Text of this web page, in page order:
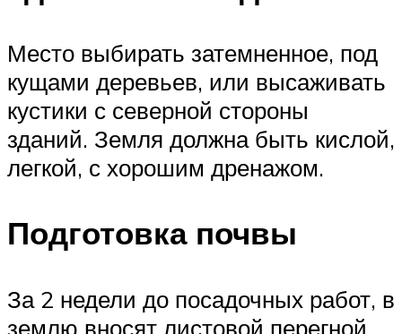
Место выбирать затемненное, под
кущами деревьев, или высаживать
кустики с северной стороны
зданий. Земля должна быть кислой,
легкой, с хорошим дренажом.
Подготовка почвы
За 2 недели до посадочных работ, в
землю вносят листовой перегной,